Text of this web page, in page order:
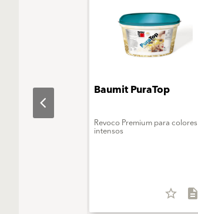
Baumit PuraTop
Revoco Premium para colores
intensos
star_border description